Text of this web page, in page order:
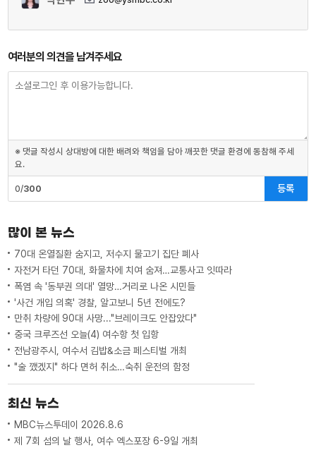
여러분의 의견을 남겨주세요
※ 댓글 작성시 상대방에 대한 배려와 책임을 담아 깨끗한 댓글 환경에 동참해 주세
요.
0/300 등록
많이 본 뉴스
70대 온열질환 숨지고, 저수지 물고기 집단 폐사
자전거 타던 70대, 화물차에 치여 숨져…교통사고 잇따라
폭염 속 '동부권 의대' 열망…거리로 나온 시민들
'사건 개입 의혹' 경찰, 알고보니 5년 전에도?
만취 차량에 90대 사망..."브레이크도 안잡았다"
중국 크루즈선 오늘(4) 여수항 첫 입항
전남광주시, 여수서 김밥&소금 페스티벌 개최
"술 깼겠지" 하다 면허 취소…숙취 운전의 함정
최신 뉴스
MBC뉴스투데이 2026.8.6
제 7회 섬의 날 행사, 여수 엑스포장 6-9일 개최